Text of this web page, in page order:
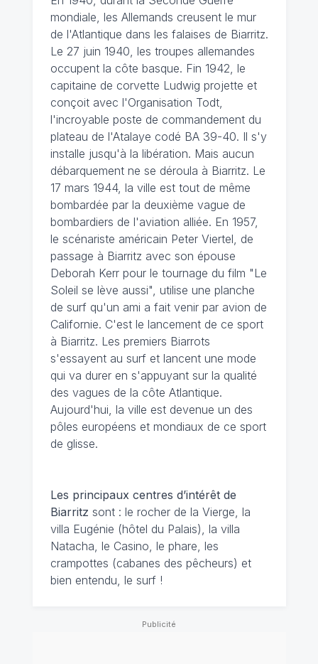
mondiale, les Allemands creusent le mur
de l'Atlantique dans les falaises de Biarritz.
Le 27 juin 1940, les troupes allemandes
occupent la côte basque. Fin 1942, le
capitaine de corvette Ludwig projette et
conçoit avec l'Organisation Todt,
l'incroyable poste de commandement du
plateau de l'Atalaye codé BA 39-40. Il s'y
installe jusqu'à la libération. Mais aucun
débarquement ne se déroula à Biarritz. Le
17 mars 1944, la ville est tout de même
bombardée par la deuxième vague de
bombardiers de l'aviation alliée. En 1957,
le scénariste américain Peter Viertel, de
passage à Biarritz avec son épouse
Deborah Kerr pour le tournage du film "Le
Soleil se lève aussi", utilise une planche
de surf qu'un ami a fait venir par avion de
Californie. C'est le lancement de ce sport
à Biarritz. Les premiers Biarrots
s'essayent au surf et lancent une mode
qui va durer en s'appuyant sur la qualité
des vagues de la côte Atlantique.
Aujourd'hui, la ville est devenue un des
pôles européens et mondiaux de ce sport
de glisse.
Les principaux centres d’intérêt de
Biarritz sont : le rocher de la Vierge, la
villa Eugénie (hôtel du Palais), la villa
Natacha, le Casino, le phare, les
crampottes (cabanes des pêcheurs) et
bien entendu, le surf !